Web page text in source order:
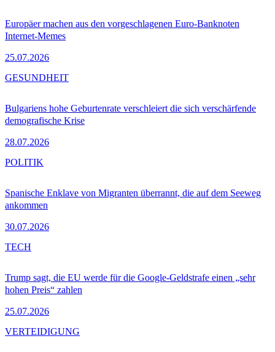
Europäer machen aus den vorgeschlagenen Euro-Banknoten
Internet-Memes
25.07.2026
Bulgariens hohe Geburtenrate verschleiert die sich verschärfende
demografische Krise
28.07.2026
GESUNDHEIT
Spanische Enklave von Migranten überrannt, die auf dem Seeweg
ankommen
30.07.2026
POLITIK
Trump sagt, die EU werde für die Google-Geldstrafe einen „sehr
hohen Preis“ zahlen
25.07.2026
TECH
VERTEIDIGUNG